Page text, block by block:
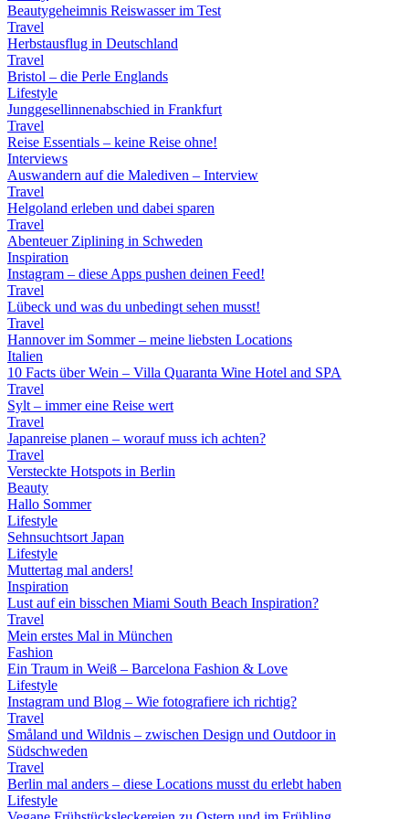
Beautygeheimnis Reiswasser im Test
Travel
Herbstausflug in Deutschland
Travel
Bristol – die Perle Englands
Lifestyle
Junggesellinnenabschied in Frankfurt
Travel
Reise Essentials – keine Reise ohne!
Interviews
Auswandern auf die Malediven – Interview
Travel
Helgoland erleben und dabei sparen
Travel
Abenteuer Ziplining in Schweden
Inspiration
Instagram – diese Apps pushen deinen Feed!
Travel
Lübeck und was du unbedingt sehen musst!
Travel
Hannover im Sommer – meine liebsten Locations
Italien
10 Facts über Wein – Villa Quaranta Wine Hotel and SPA
Travel
Sylt – immer eine Reise wert
Travel
Japanreise planen – worauf muss ich achten?
Travel
Versteckte Hotspots in Berlin
Beauty
Hallo Sommer
Lifestyle
Sehnsuchtsort Japan
Lifestyle
Muttertag mal anders!
Inspiration
Lust auf ein bisschen Miami South Beach Inspiration?
Travel
Mein erstes Mal in München
Fashion
Ein Traum in Weiß – Barcelona Fashion & Love
Lifestyle
Instagram und Blog – Wie fotografiere ich richtig?
Travel
Småland und Wildnis – zwischen Design und Outdoor in
Südschweden
Travel
Berlin mal anders – diese Locations musst du erlebt haben
Lifestyle